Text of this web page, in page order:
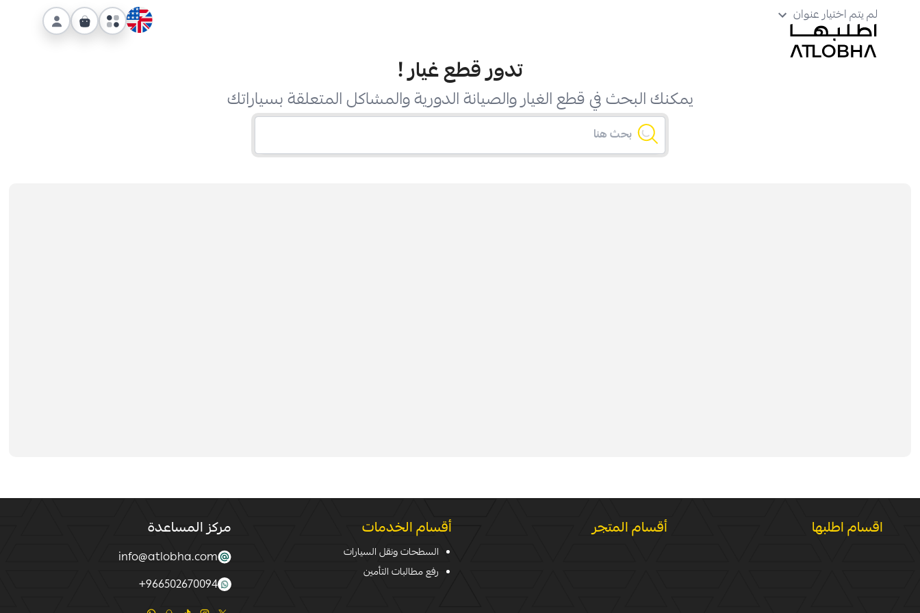
لم يتم اختيار عنوان
تدور قطع غيار!
يمكنك البحث في قطع الغيار والصيانة الدورية والمشاكل المتعلقة بسياراتك
اقسام اطلبها أقسام المتجر أقسام الخدمات
السطحات ونقل السيارات
رفع مطالبات التأمين
مركز المساعدة
info@atlobha.com
966502670094
+